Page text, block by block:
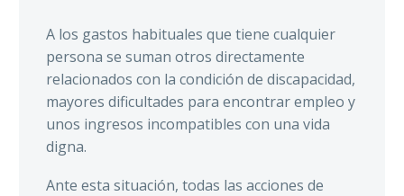
A los gastos habituales que tiene cualquier
persona se suman otros directamente
relacionados con la condición de discapacidad,
mayores dificultades para encontrar empleo y
unos ingresos incompatibles con una vida
digna.
Ante esta situación, todas las acciones de